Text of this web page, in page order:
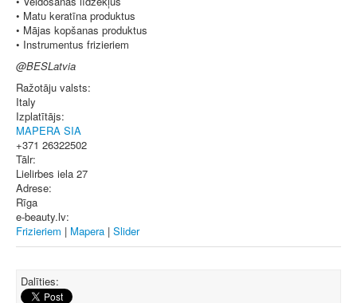
• Matu keratīna produktus
• Mājas kopšanas produktus
• Instrumentus frizieriem
@BESLatvia
Ražotāju valsts:
Italy
Izplatītājs:
MAPERA SIA
+371 26322502
Tālr:
Lielirbes iela 27
Adrese:
Rīga
e-beauty.lv:
Frizieriem | Mapera | Slider
Dalīties: